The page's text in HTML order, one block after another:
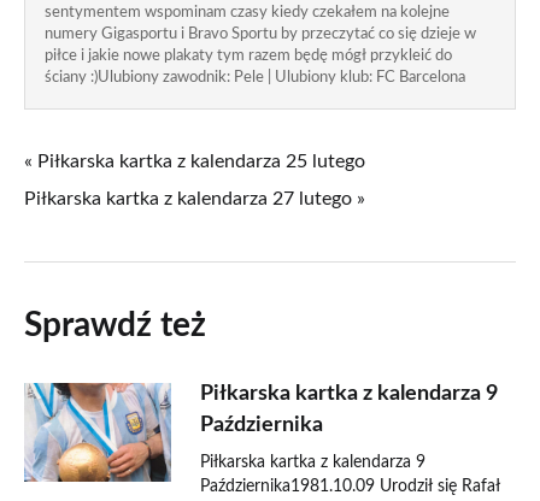
sentymentem wspominam czasy kiedy czekałem na kolejne
numery Gigasportu i Bravo Sportu by przeczytać co się dzieje w
piłce i jakie nowe plakaty tym razem będę mógł przykleić do
ściany :)Ulubiony zawodnik: Pele | Ulubiony klub: FC Barcelona
« Piłkarska kartka z kalendarza 25 lutego
Piłkarska kartka z kalendarza 27 lutego »
Sprawdź też
Piłkarska kartka z kalendarza 9
Października
Piłkarska kartka z kalendarza 9
Października1981.10.09 Urodził się Rafał